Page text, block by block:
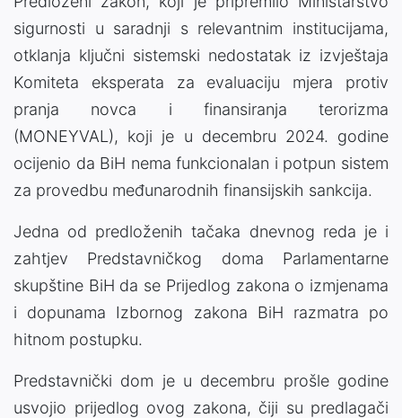
sigurnosti u saradnji s relevantnim institucijama,
otklanja ključni sistemski nedostatak iz izvještaja
Komiteta eksperata za evaluaciju mjera protiv
pranja novca i finansiranja terorizma
(MONEYVAL), koji je u decembru 2024. godine
ocijenio da BiH nema funkcionalan i potpun sistem
za provedbu međunarodnih finansijskih sankcija.
Jedna od predloženih tačaka dnevnog reda je i
zahtjev Predstavničkog doma Parlamentarne
skupštine BiH da se Prijedlog zakona o izmjenama
i dopunama Izbornog zakona BiH razmatra po
hitnom postupku.
Predstavnički dom je u decembru prošle godine
usvojio prijedlog ovog zakona, čiji su predlagači